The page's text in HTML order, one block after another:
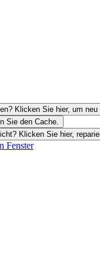
Klicken Sie hier, um neu
Sie den Cache.
Klicken Sie hier,
Fenster